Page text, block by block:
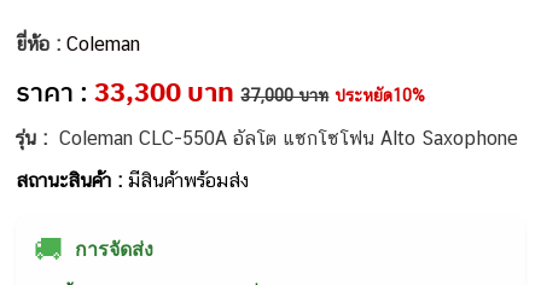
ยี่ห้อ :Coleman
ราคา :33,300 บาท 37,000 บาท ประหยัด10%
รุ่น :Coleman CLC-550A อัลโต แซกโซโฟน Alto Saxophone
สถานะสินค้า :มีสินค้าพร้อมส่ง
🚚 การจัดส่ง